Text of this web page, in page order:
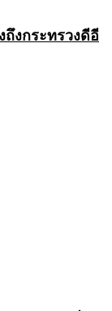
งกระทรวงดีอี